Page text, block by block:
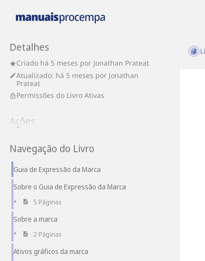
Detalhes
Criado há 5 meses por Jonathan Prateat
Atualizado: há 5 meses por Jonathan
Prateat
Permissões do Livro Ativas
Ações
Navegação do Livro
Guia de Expressão da Marca
Sobre o Guia de Expressão da Marca
5 Páginas
Sobre a marca
2 Páginas
Ativos gráficos da marca